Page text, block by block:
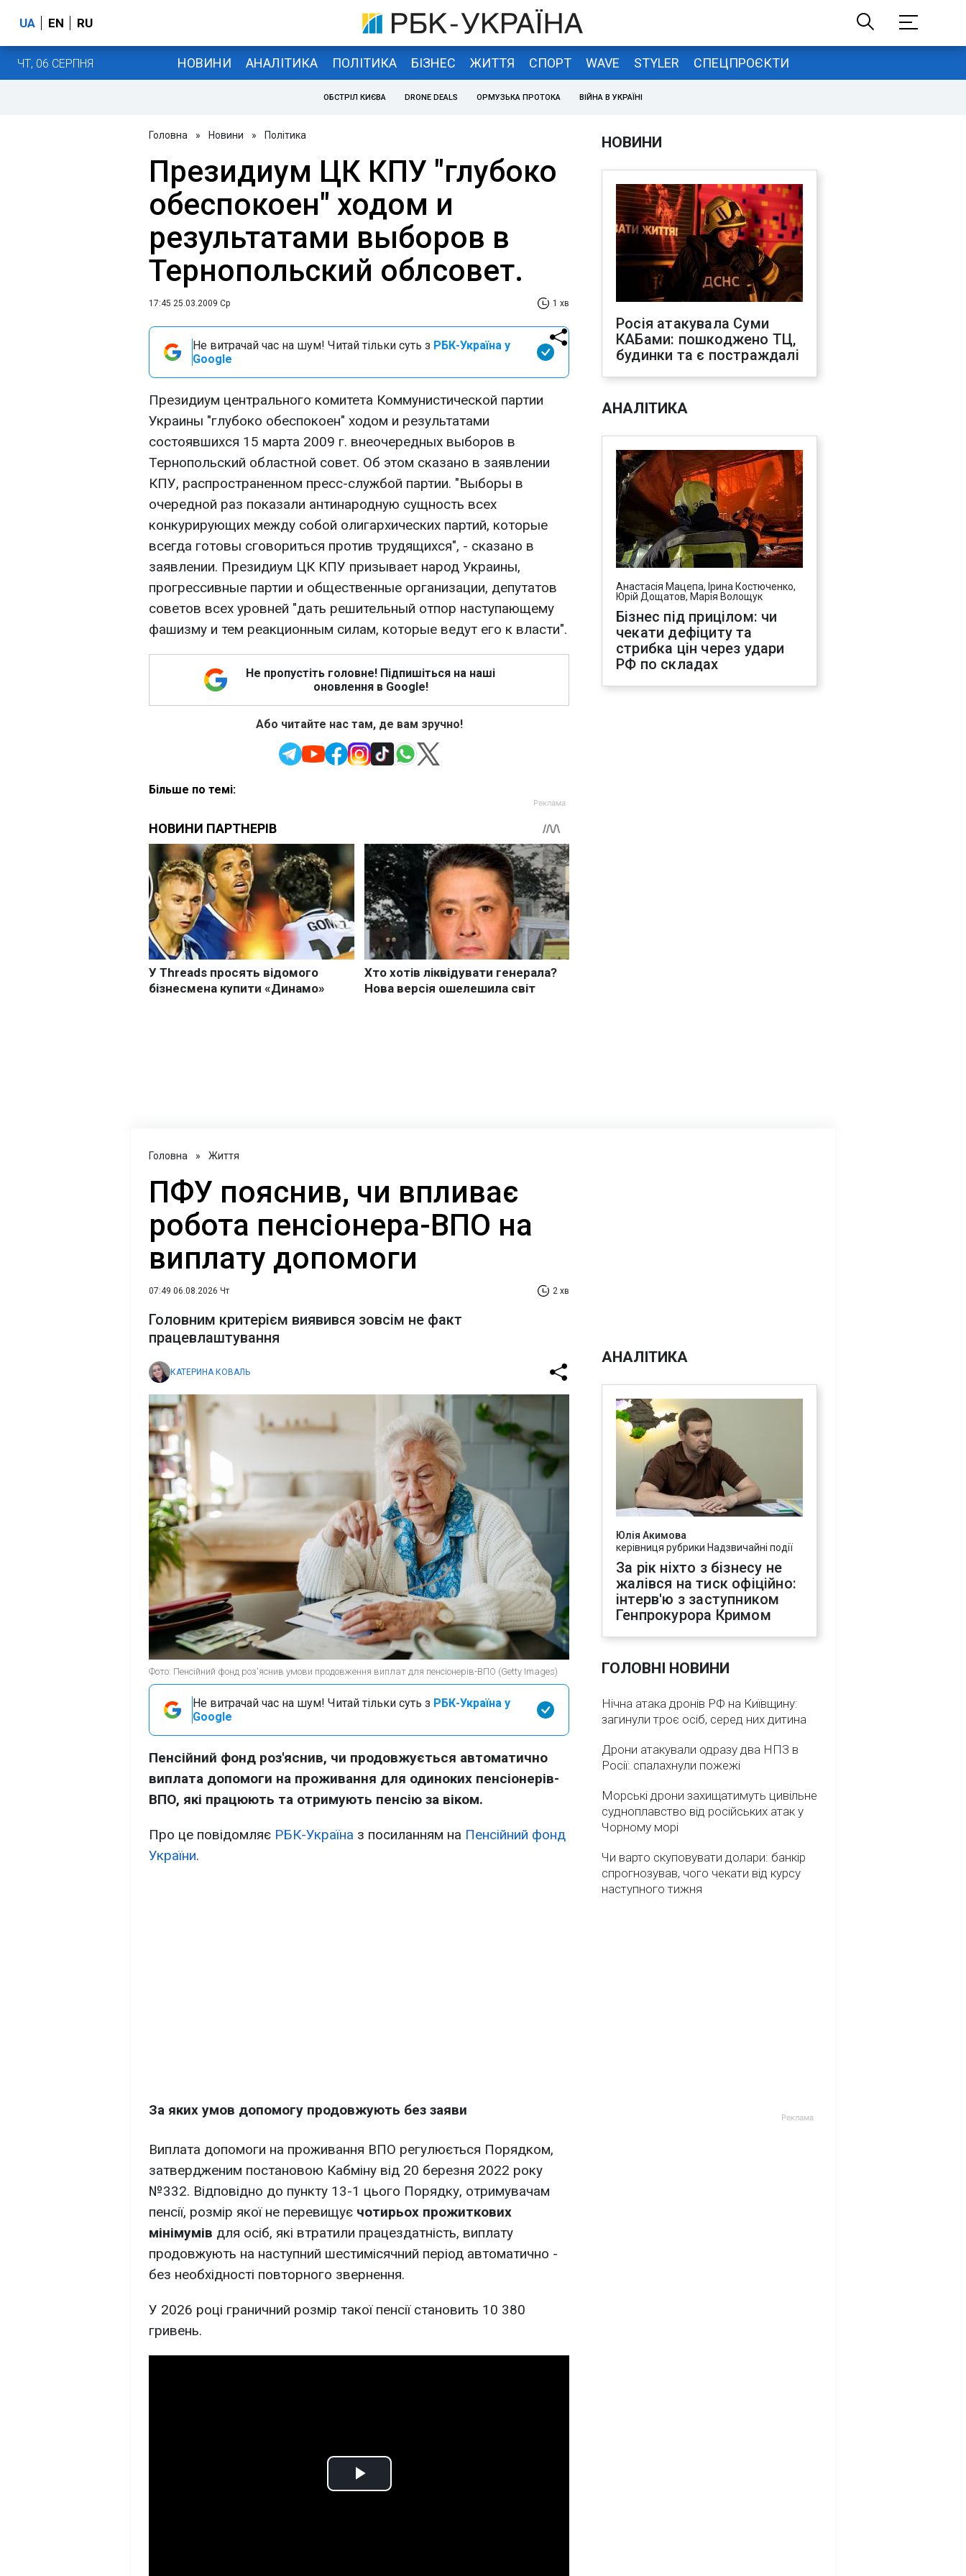
UA EN RU
ЧТ, 06 СЕРПНЯ НОВИНИ АНАЛІТИКА ПОЛІТИКА БІЗНЕС ЖИТТЯ СПОРТ WAVE STYLER СПЕЦПРОЄКТИ
ОБСТРІЛ КИЄВА DRONE DEALS ОРМУЗЬКА ПРОТОКА ВІЙНА В УКРАЇНІ
Головна » Новини » Політика
Президиум ЦК КПУ "глубоко
обеспокоен" ходом и
результатами выборов в
Тернопольский облсовет.
17:45 25.03.2009 Ср 1 хв
Не витрачай час на шум! Читай тільки суть з РБК-Україна у
Google
Президиум центрального комитета Коммунистической партии
Украины "глубоко обеспокоен" ходом и результатами
состоявшихся 15 марта 2009 г. внеочередных выборов в
Тернопольский областной совет. Об этом сказано в заявлении
КПУ, распространенном пресс-службой партии. "Выборы в
очередной раз показали антинародную сущность всех
конкурирующих между собой олигархических партий, которые
всегда готовы сговориться против трудящихся", - сказано в
заявлении. Президиум ЦК КПУ призывает народ Украины,
прогрессивные партии и общественные организации, депутатов
советов всех уровней "дать решительный отпор наступающему
фашизму и тем реакционным силам, которые ведут его к власти".
Не пропустіть головне! Підпишіться на наші
оновлення в Google!
Або читайте нас там, де вам зручно!
Більше по темі:
НОВИНИ
Росія атакувала Суми
КАБами: пошкоджено ТЦ,
будинки та є постраждалі
АНАЛІТИКА
Анастасія Мацепа, Ірина Костюченко,
Юрій Дощатов, Марія Волощук
Бізнес під прицілом: чи
чекати дефіциту та
стрибка цін через удари
РФ по складах
Головна » Життя
ПФУ пояснив, чи впливає
робота пенсіонера-ВПО на
виплату допомоги
07:49 06.08.2026 Чт 2 хв
Головним критерієм виявився зовсім не факт
працевлаштування
КАТЕРИНА КОВАЛЬ
Фото: Пенсійний фонд роз'яснив умови продовження виплат для пенсіонерів-ВПО (Getty Images)
Не витрачай час на шум! Читай тільки суть з РБК-Україна у
Google
Пенсійний фонд роз'яснив, чи продовжується автоматично
виплата допомоги на проживання для одиноких пенсіонерів-
ВПО, які працюють та отримують пенсію за віком.
Про це повідомляє РБК-Україна з посиланням на Пенсійний фонд
України.
За яких умов допомогу продовжують без заяви
Виплата допомоги на проживання ВПО регулюється Порядком,
затвердженим постановою Кабміну від 20 березня 2022 року
№332. Відповідно до пункту 13-1 цього Порядку, отримувачам
пенсії, розмір якої не перевищує чотирьох прожиткових
мінімумів для осіб, які втратили працездатність, виплату
продовжують на наступний шестимісячний період автоматично -
без необхідності повторного звернення.
У 2026 році граничний розмір такої пенсії становить 10 380
гривень.
Play
АНАЛІТИКА
Юлія Акимова
керівниця рубрики Надзвичайні події
За рік ніхто з бізнесу не
жалівся на тиск офіційно:
інтерв'ю з заступником
Генпрокурора Кримом
ГОЛОВНІ НОВИНИ
Нічна атака дронів РФ на Київщину:
загинули троє осіб, серед них дитина
Дрони атакували одразу два НПЗ в
Росії: спалахнули пожежі
Морські дрони захищатимуть цивільне
судноплавство від російських атак у
Чорному морі
Чи варто скуповувати долари: банкір
спрогнозував, чого чекати від курсу
наступного тижня